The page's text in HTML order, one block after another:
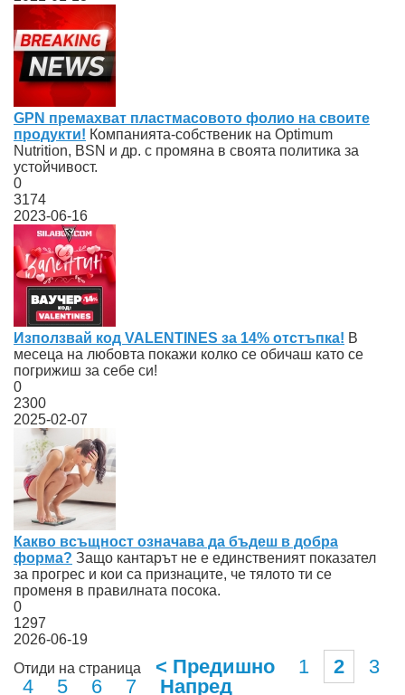
GPN премахват пластмасовото фолио на своите
продукти! Компанията-собственик на Optimum
Nutrition, BSN и др. с промяна в своята политика за
устойчивост.
0
3174
2023-06-16
Използвай код VALENTINES за 14% отстъпка! В
месеца на любовта покажи колко се обичаш като се
погрижиш за себе си!
0
2300
2025-02-07
Какво всъщност означава да бъдеш в добра
форма? Защо кантарът не е единственият показател
за прогрес и кои са признаците, че тялото ти се
променя в правилната посока.
0
1297
2026-06-19
Отиди на страница
< Предишно 1 2
3
4
5 6 7 Напред